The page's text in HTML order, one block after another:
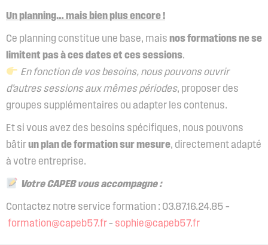
Un planning… mais bien plus encore !
Ce planning constitue une base, mais nos formations ne se
limitent pas à ces dates et ces sessions.
En fonction de vos besoins, nous pouvons ouvrir
d’autres sessions aux mêmes périodes, proposer des
groupes supplémentaires ou adapter les contenus.
Et si vous avez des besoins spécifiques, nous pouvons
bâtirun plan de formation sur mesure, directement adapté
à votre entreprise.
Votre CAPEB vous accompagne :
Contactez notre service formation : 03.87.16.24.85 –
formation@capeb57.fr– sophie@capeb57.fr